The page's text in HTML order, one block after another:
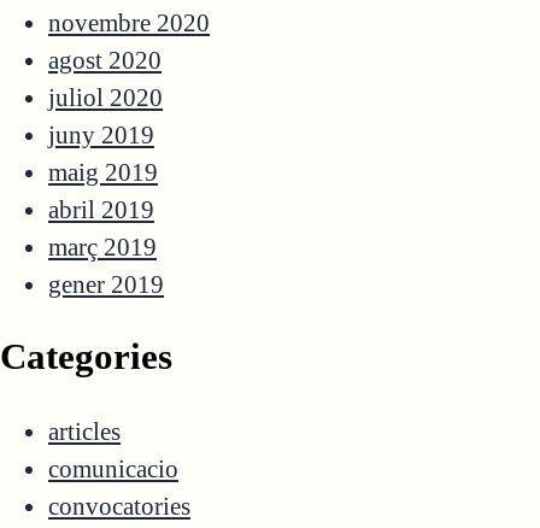
novembre 2020
agost 2020
juliol 2020
juny 2019
maig 2019
abril 2019
març 2019
gener 2019
Categories
articles
comunicacio
convocatories